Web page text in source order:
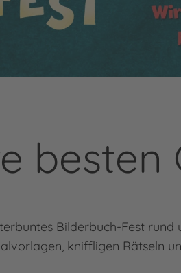
besten
Bilderbuch-Fest rund
kniffligen Rätseln